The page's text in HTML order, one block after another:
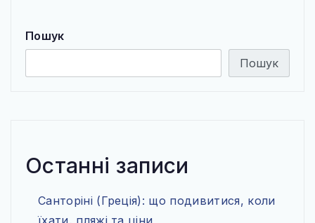
Пошук
Пошук
Останні записи
Санторіні (Греція): що подивитися, коли
їхати, пляжі та ціни